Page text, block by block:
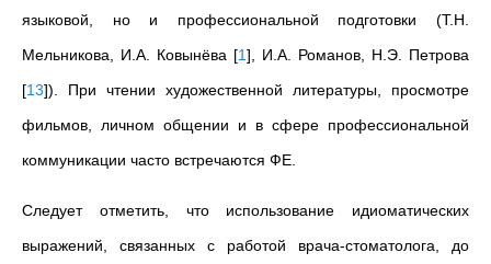
языковой, но и профессиональной подготовки (Т.Н.
Мельникова, И.А. Ковынёва [1] , И.А. Романов, Н.Э. Петрова
[13]). При чтении художественной литературы, просмотре
фильмов, личном общении и в сфере профессиональной
коммуникации часто встречаются ФЕ.
Следует отметить, что использование идиоматических
выражений, связанных с работой врача-стоматолога, до